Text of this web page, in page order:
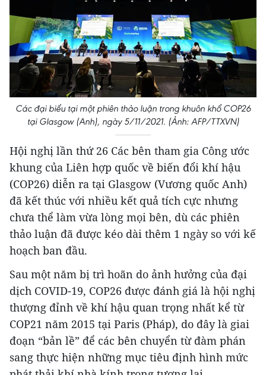
Các đại biểu tại một phiên thảo luận trong khuôn khổ COP26
tại Glasgow (Anh), ngày 5/11/2021. (Ảnh: AFP/TTXVN)
Hội nghị lần thứ 26 Các bên tham gia Công ước
khung của Liên hợp quốc về biến đổi khí hậu
(COP26) diễn ra tại Glasgow (Vương quốc Anh)
đã kết thúc với nhiều kết quả tích cực nhưng
chưa thể làm vừa lòng mọi bên, dù các phiên
thảo luận đã được kéo dài thêm 1 ngày so với kế
hoạch ban đầu.
Sau một năm bị trì hoãn do ảnh hưởng của đại
dịch COVID-19, COP26 được đánh giá là hội nghị
thượng đỉnh về khí hậu quan trọng nhất kể từ
COP21 năm 2015 tại Paris (Pháp), do đây là giai
đoạn “bản lề” để các bên chuyển từ đàm phán
sang thực hiện những mục tiêu định hình mức